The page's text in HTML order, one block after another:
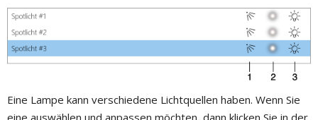
Eine Lampe kann verschiedene Lichtquellen haben. Wenn Sie
eine auswählen und anpassen möchten, dann klicken Sie in der